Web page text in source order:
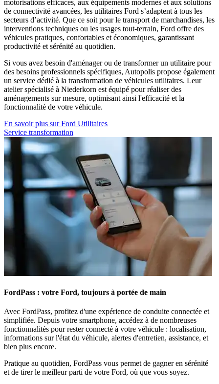
motorisations efficaces, aux équipements modernes et aux solutions
de connectivité avancées, les utilitaires Ford s’adaptent à tous les
secteurs d’activité. Que ce soit pour le transport de marchandises, les
interventions techniques ou les usages tout-terrain, Ford offre des
véhicules pratiques, confortables et économiques, garantissant
productivité et sérénité au quotidien.
Si vous avez besoin d'aménager ou de transformer un utilitaire pour
des besoins professionnels spécifiques, Autopolis propose également
un service dédié à la transformation de véhicules utilitaires. Leur
atelier spécialisé à Niederkorn est équipé pour réaliser des
aménagements sur mesure, optimisant ainsi l'efficacité et la
fonctionnalité de votre véhicule.
En savoir plus sur Ford Utilitaires
Service transformation
FordPass : votre Ford, toujours à portée de main
Avec FordPass, profitez d'une expérience de conduite connectée et
simplifiée. Depuis votre smartphone, accédez à de nombreuses
fonctionnalités pour rester connecté à votre véhicule : localisation,
informations sur l'état du véhicule, alertes d'entretien, assistance, et
bien plus encore.
Pratique au quotidien, FordPass vous permet de gagner en sérénité
et de tirer le meilleur parti de votre Ford, où que vous soyez.